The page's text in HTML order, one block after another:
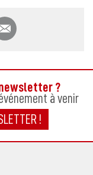
sur Facebook
ce contenu sur Twitter
Partager ce contenu
?
à venir
!